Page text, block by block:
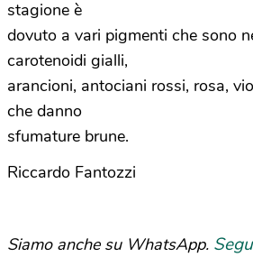
stagione è
dovuto a vari pigmenti che sono
carotenoidi gialli,
arancioni, antociani rossi, rosa,
che danno
sfumature brune.
Riccardo Fantozzi
Siamo anche su WhatsApp.